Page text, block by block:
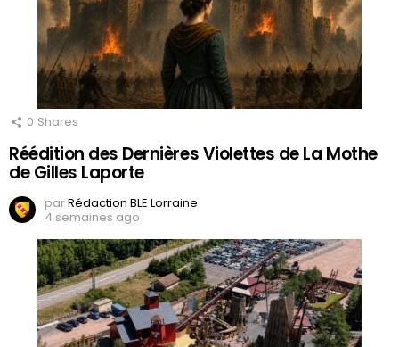
0 Shares
Réédition des Dernières Violettes de La Mothe
de Gilles Laporte
parRédaction BLE Lorraine
4 semaines ago